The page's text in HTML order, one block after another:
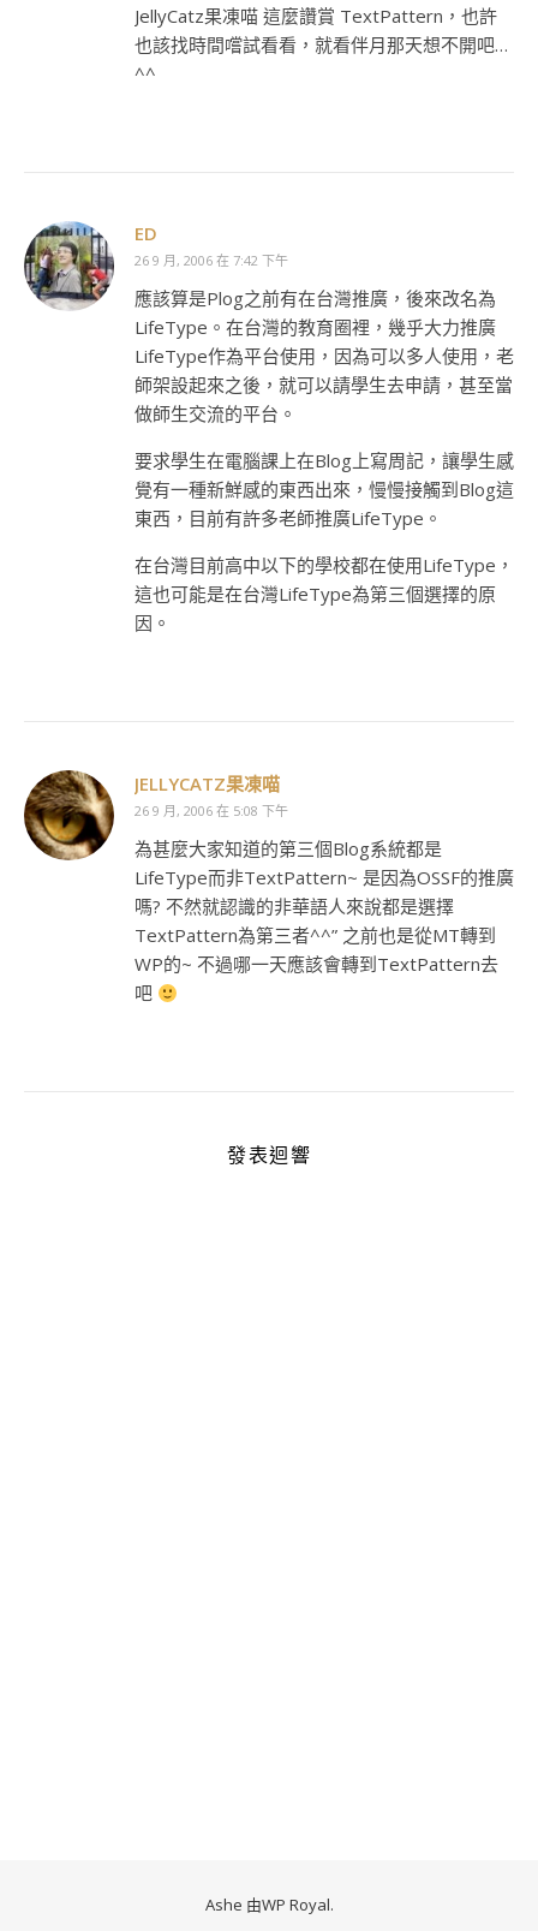
JellyCatz果凍喵 這麼讚賞 TextPattern，也許
也該找時間嚐試看看，就看伴月那天想不開吧…
^^
ED
26 9 月, 2006 在 7:42 下午
應該算是Plog之前有在台灣推廣，後來改名為
LifeType。在台灣的教育圈裡，幾乎大力推廣
LifeType作為平台使用，因為可以多人使用，老
師架設起來之後，就可以請學生去申請，甚至當
做師生交流的平台。
要求學生在電腦課上在Blog上寫周記，讓學生感
覺有一種新鮮感的東西出來，慢慢接觸到Blog這
東西，目前有許多老師推廣LifeType。
在台灣目前高中以下的學校都在使用LifeType，
這也可能是在台灣LifeType為第三個選擇的原
因。
JELLYCATZ果凍喵
26 9 月, 2006 在 5:08 下午
為甚麼大家知道的第三個Blog系統都是
LifeType而非TextPattern~ 是因為OSSF的推廣
嗎? 不然就認識的非華語人來說都是選擇
TextPattern為第三者^^” 之前也是從MT轉到
WP的~ 不過哪一天應該會轉到TextPattern去
吧
發表迴響
Ashe 由WP Royal.